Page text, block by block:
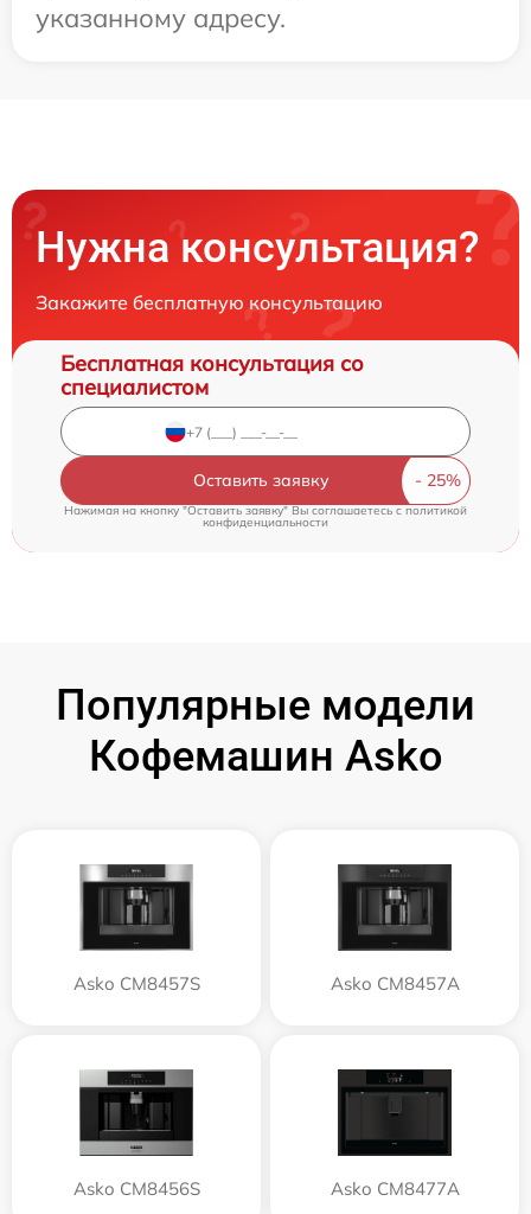
указанному адресу.
Нужна консультация?
Закажите бесплатную консультацию
Бесплатная консультация со
специалистом
Оставить заявку
Нажимая на кнопку "Оставить заявку" Вы соглашаетесь c политикой
конфиденциальности
Популярные модели
Кофемашин Asko
Asko CM8457S Asko CM8457A
Asko CM8456S Asko CM8477A